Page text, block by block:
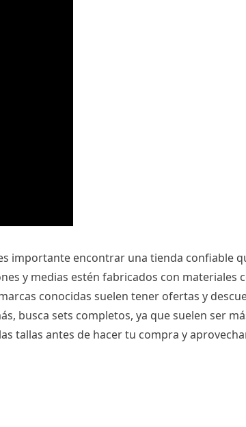
importante encontrar una tienda confiable
y medias estén fabricados con materiales
conocidas suelen tener ofertas y
busca sets completos, ya que suelen ser
tallas antes de hacer tu compra y